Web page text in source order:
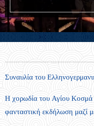
Συναυλία του
Η χορωδία του Αγίου Κοσμά
φανταστική εκδήλωση μαζί